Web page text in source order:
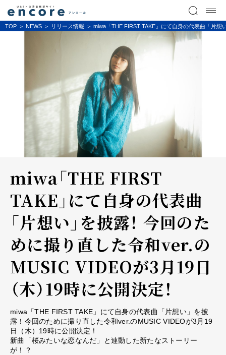
TOP NEWS リリース情報 miwa「THE FIRST TAKE」にて自身の代表曲「片
miwa「THE FIRST
TAKE」にて自身の代表曲
「片想い」を披露！ 今回のた
めに撮り直した令和ver.の
MUSIC VIDEOが3月19日
（木）19時に公開決定！
miwa「THE FIRST TAKE」にて自身の代表曲「片想い」を披
露！今回のために撮り直した令和ver.のMUSIC VIDEOが3月19
日（木）19時に公開決定！
新曲「桜みたいな恋なんだ」と連動した新たなストーリー
が！？